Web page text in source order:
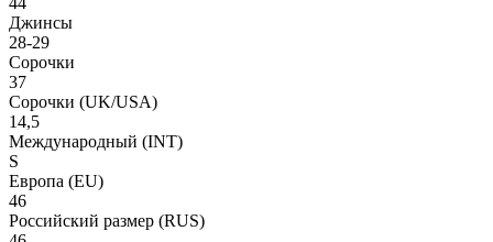
Джинсы
28-29
Сорочки
37
Сорочки (UK/USA)
14,5
Международный (INT)
S
Европа (EU)
46
Российский размер (RUS)